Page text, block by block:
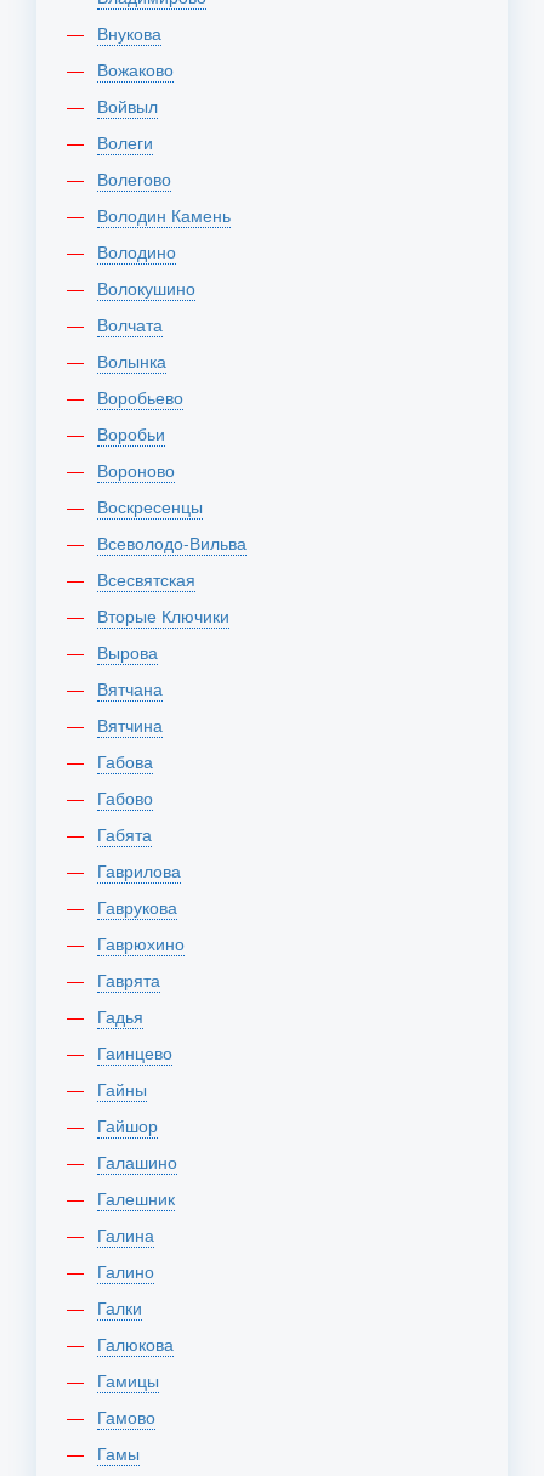
Внукова
Вожаково
Войвыл
Волеги
Волегово
Володин Камень
Володино
Волокушино
Волчата
Волынка
Воробьево
Воробьи
Вороново
Воскресенцы
Всеволодо-Вильва
Всесвятская
Вторые Ключики
Вырова
Вятчана
Вятчина
Габова
Габово
Габята
Гаврилова
Гаврукова
Гаврюхино
Гаврята
Гадья
Гаинцево
Гайны
Гайшор
Галашино
Галешник
Галина
Галино
Галки
Галюкова
Гамицы
Гамово
Гамы